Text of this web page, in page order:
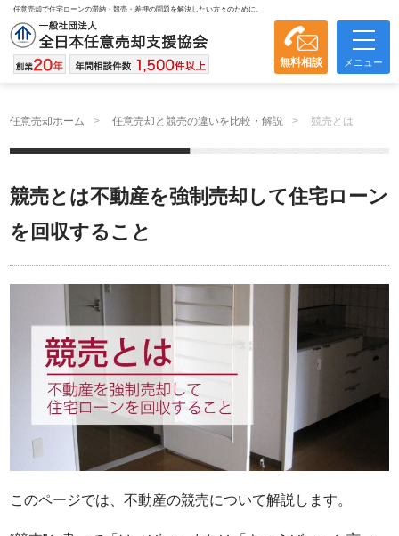
任意売却で住宅ローンの滞納・競売・差押の問題を解決したい方々のために。
無料相談 メニュー
任意売却ホーム 任意売却と競売の違いを比較・解説 競売とは
競売とは不動産を強制売却して住宅ローン
を回収すること
このページでは、不動産の競売について解説します。